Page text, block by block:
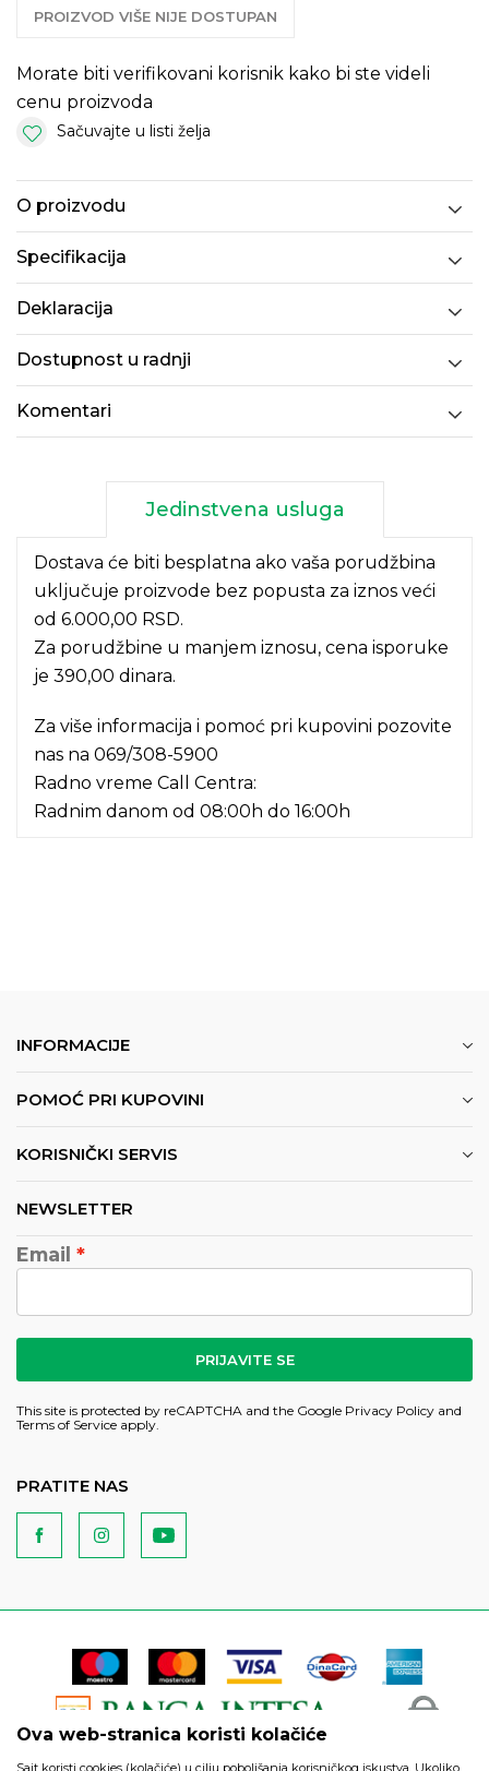
PROIZVOD VIŠE NIJE DOSTUPAN
Morate biti verifikovani korisnik kako bi ste videli
cenu proizvoda
Sačuvajte u listi želja
O proizvodu
Specifikacija
Deklaracija
Dostupnost u radnji
Komentari
Jedinstvena usluga
Dostava će biti besplatna ako vaša porudžbina
uključuje proizvode bez popusta za iznos veći
od 6.000,00 RSD.
Za porudžbine u manjem iznosu, cena isporuke
je 390,00 dinara.
Za više informacija i pomoć pri kupovini pozovite
nas na 069/308-5900
Radno vreme Call Centra:
Radnim danom od 08:00h do 16:00h
INFORMACIJE
POMOĆ PRI KUPOVINI
KORISNIČKI SERVIS
NEWSLETTER
Email
PRIJAVITE SE
This site is protected by reCAPTCHA and the Google Privacy Policy and
Terms of Service apply.
PRATITE NAS
Ova web-stranica koristi kolačiće
Sajt koristi cookies (kolačiće) u cilju poboljšanja korisničkog iskustva. Ukoliko